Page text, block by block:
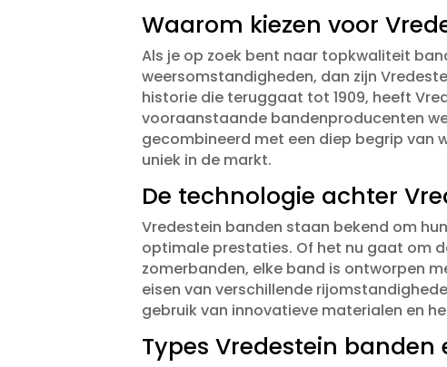
Waarom kiezen voor
Als je op zoek bent naar topkwaliteit
weersomstandigheden, dan zijn
historie die teruggaat tot 1909, heeft
vooraanstaande bandenproducenten
gecombineerd met een diep begrip van
uniek in de markt.​
De technologie achter
Vredestein banden staan bekend om
optimale prestaties.​ Of het nu gaat om
zomerbanden, elke band is ontworpen
eisen van verschillende
gebruik van innovatieve materialen en
Types Vredestein